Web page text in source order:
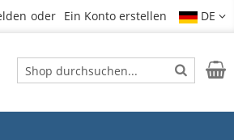
Ein Konto erstellen DE
Suche
Suche